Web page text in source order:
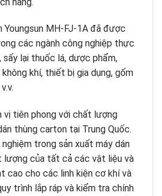
Youngsun MH-FJ-1A đã được
các ngành công nghiệp thực
sấy lại thuốc lá, dược phẩm,
khí, thiết bị gia dụng, gốm
vị tiên phong với chất lượng
thùng carton tại Trung Quốc.
nghiệm trong sản xuất máy dán
lượng của tất cả các vật liệu và
cao cho các linh kiện cơ khí và
trình lắp ráp và kiểm tra chính